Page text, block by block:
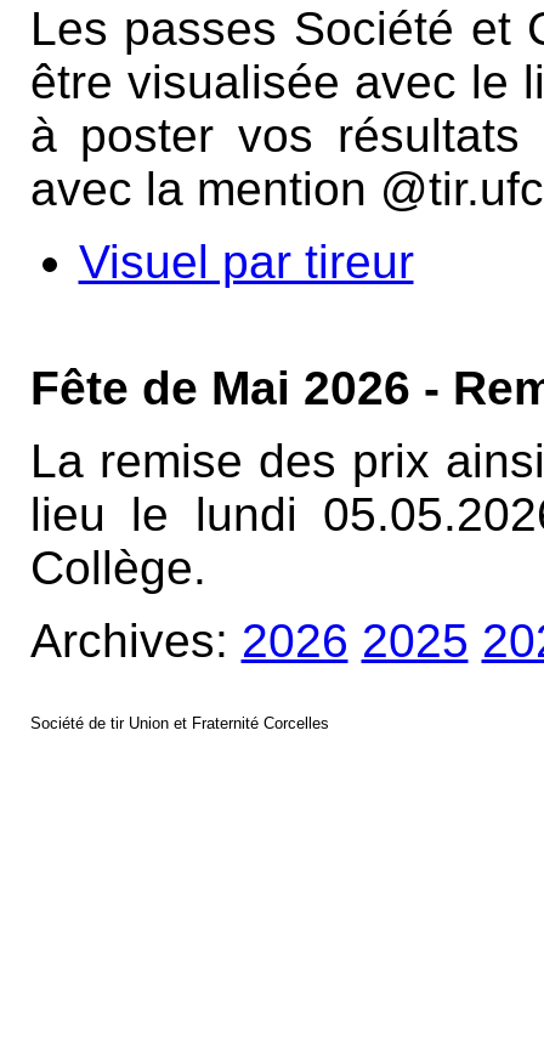
Les passes Société et
être visualisée avec le
à poster vos résultats
avec la mention
Visuel par tireur
Fête de Mai 2026 -
La remise des prix
lieu le lundi
Collège.
Archives: 2026 2025
Société de tir Union et Fraternité Corcelles